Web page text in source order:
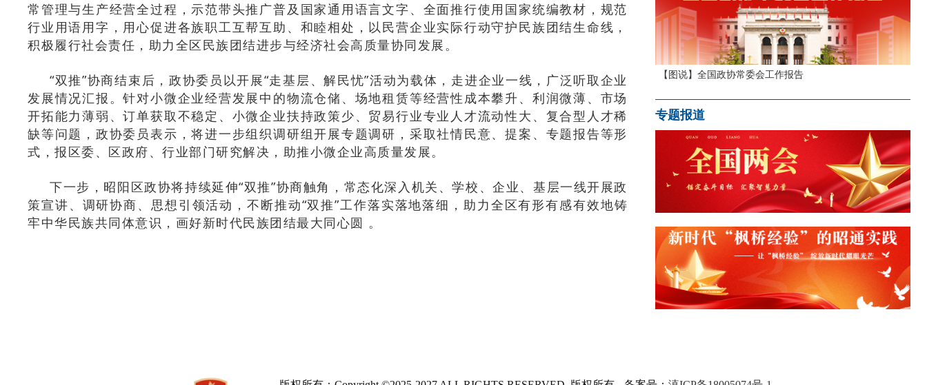
常管理与生产经营全过程，示范带头推广普及国家通用语言文字、全面推行使用国家统编教材，规范
行业用语用字，用心促进各族职工互帮互助、和睦相处，以民营企业实际行动守护民族团结生命线，
积极履行社会责任，助力全区民族团结进步与经济社会高质量协同发展。
“双推”协商结束后，政协委员以开展“走基层、解民忧”活动为载体，走进企业一线，广泛听取企业
发展情况汇报。针对小微企业经营发展中的物流仓储、场地租赁等经营性成本攀升、利润微薄、市场
开拓能力薄弱、订单获取不稳定、小微企业扶持政策少、贸易行业专业人才流动性大、复合型人才稀
缺等问题，政协委员表示，将进一步组织调研组开展专题调研，采取社情民意、提案、专题报告等形
式，报区委、区政府、行业部门研究解决，助推小微企业高质量发展。
下一步，昭阳区政协将持续延伸“双推”协商触角，常态化深入机关、学校、企业、基层一线开展政
策宣讲、调研协商、思想引领活动，不断推动“双推”工作落实落地落细，助力全区有形有感有效地铸
牢中华民族共同体意识，画好新时代民族团结最大同心圆 。
【图说】全国政协常委会工作报告
专题报道